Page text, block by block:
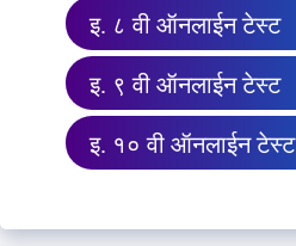
इ. ८ वी ऑनलाईन टेस्ट
इ. ९ वी ऑनलाईन टेस्ट
इ. १० वी ऑनलाईन टेस्ट